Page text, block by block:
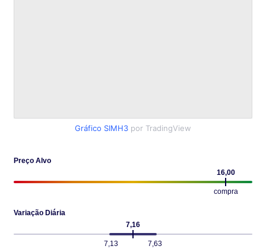
Gráfico SIMH3 por TradingView
Preço Alvo
16,00
compra
Variação Diária
7,16
7,13 7,63